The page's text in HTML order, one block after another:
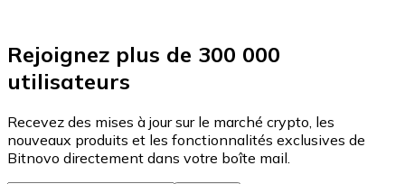
Rejoignez plus de 300 000
utilisateurs
Recevez des mises à jour sur le marché crypto, les
nouveaux produits et les fonctionnalités exclusives de
Bitnovo directement dans votre boîte mail.